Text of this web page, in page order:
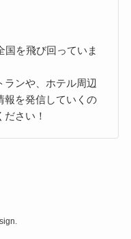
国を飛び回っていま
ランや、ホテル周辺
報を発信していくの
さい！